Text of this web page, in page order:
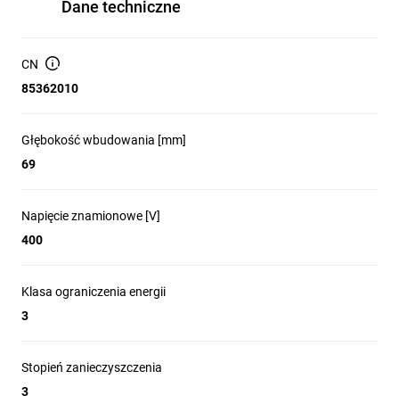
Dane techniczne
CN
85362010
Głębokość wbudowania [mm]
69
Napięcie znamionowe [V]
400
Klasa ograniczenia energii
3
Stopień zanieczyszczenia
3